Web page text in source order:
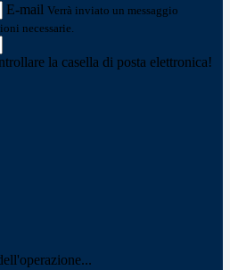
E-mail Verrà inviato un messaggio
necessarie.
la casella di posta elettronica!